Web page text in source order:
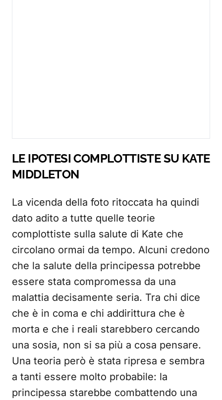
LE IPOTESI COMPLOTTISTE SU KATE
MIDDLETON
La vicenda della foto ritoccata ha quindi
dato adito a tutte quelle teorie
complottiste sulla salute di Kate che
circolano ormai da tempo. Alcuni credono
che la salute della principessa potrebbe
essere stata compromessa da una
malattia decisamente seria. Tra chi dice
che è in coma e chi addirittura che è
morta e che i reali starebbero cercando
una sosia, non si sa più a cosa pensare.
Una teoria però è stata ripresa e sembra
a tanti essere molto probabile: la
principessa starebbe combattendo una